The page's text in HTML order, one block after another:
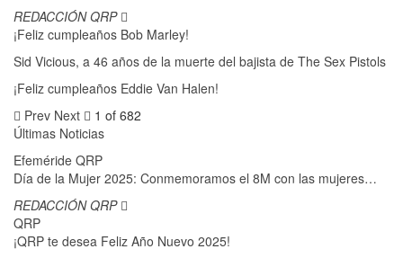
REDACCIÓN QRP
¡Feliz cumpleaños Bob Marley!
Sid Vicious, a 46 años de la muerte del bajista de The Sex Pistols
¡Feliz cumpleaños Eddie Van Halen!
Prev Next
1 of 682
Últimas Noticias
Efeméride QRP
Día de la Mujer 2025: Conmemoramos el 8M con las mujeres…
REDACCIÓN QRP
QRP
¡QRP te desea Feliz Año Nuevo 2025!